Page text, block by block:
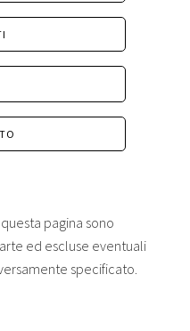
pagina sono
ed escluse eventuali
specificato.